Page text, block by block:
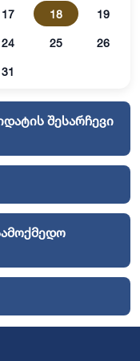
17 18 19
24 25 26
31
შესარჩევი